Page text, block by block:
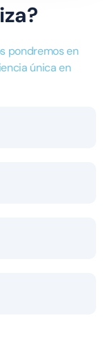
pondremos en
única en